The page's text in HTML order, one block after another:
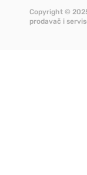
Copyright ©
prodavač i